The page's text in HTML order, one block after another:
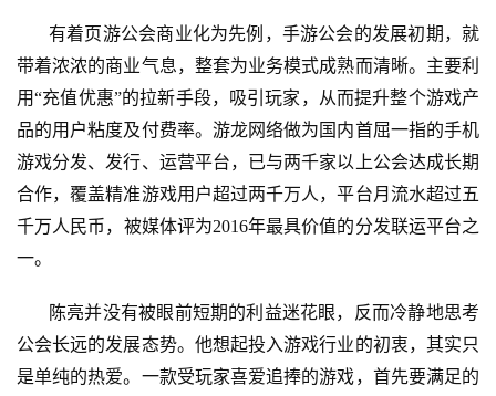
游
茶
原
创
游
业
手
机
有着页游公会商业化为先例，手游公会的发展初期，就
带着浓浓的商业气息，整套为业务模式成熟而清晰。主要利
用“充值优惠”的拉新手段，吸引玩家，从而提升整个游戏产
品的用户粘度及付费率。游龙网络做为国内首屈一指的手机
游戏分发、发行、运营平台，已与两千家以上公会达成长期
合作，覆盖精准游戏用户超过两千万人，平台月流水超过五
千万人民币，被媒体评为2016年最具价值的分发联运平台之
一。
陈亮并没有被眼前短期的利益迷花眼，反而冷静地思考
公会长远的发展态势。他想起投入游戏行业的初衷，其实只
是单纯的热爱。一款受玩家喜爱追捧的游戏，首先要满足的